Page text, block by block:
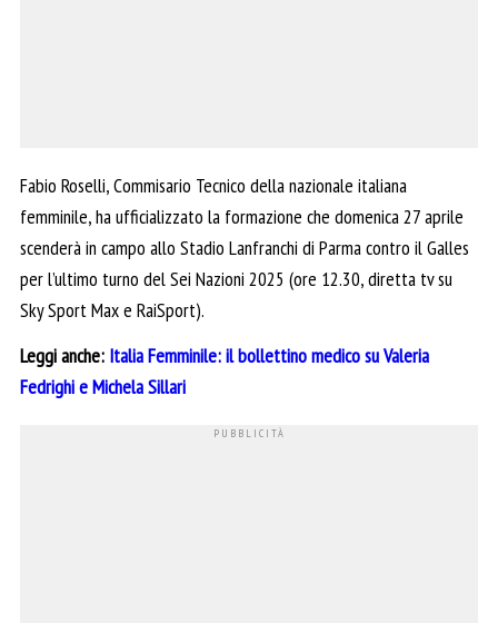
Fabio Roselli, Commisario Tecnico della nazionale italiana
femminile, ha ufficializzato la formazione che domenica 27 aprile
scenderà in campo allo Stadio Lanfranchi di Parma contro il Galles
per l’ultimo turno del Sei Nazioni 2025 (ore 12.30, diretta tv su
Sky Sport Max e RaiSport).
Leggi anche: Italia Femminile: il bollettino medico su Valeria
Fedrighi e Michela Sillari